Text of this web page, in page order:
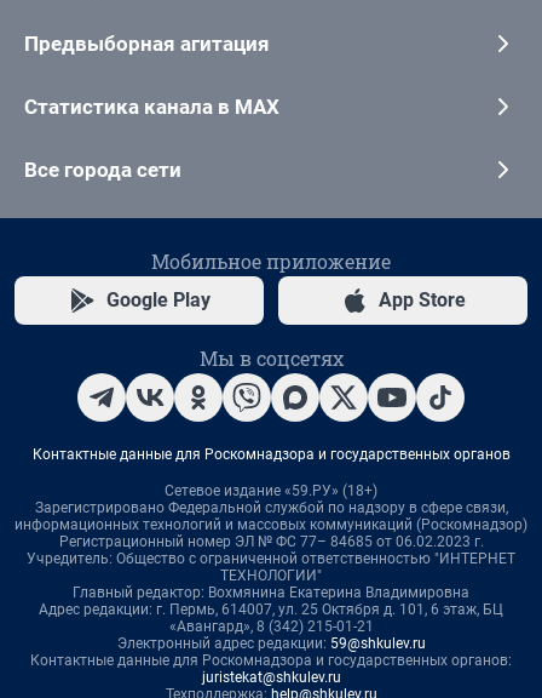
Предвыборная агитация
Статистика канала в MAX
Все города сети
Мобильное приложение
Google Play App Store
Мы в соцсетях
Контактные данные для Роскомнадзора и государственных органов
Сетевое издание «59.РУ» (18+)
Зарегистрировано Федеральной службой по надзору в сфере связи,
информационных технологий и массовых коммуникаций (Роскомнадзор)
Регистрационный номер ЭЛ № ФС 77– 84685 от 06.02.2023 г.
Учредитель: Общество с ограниченной ответственностью "ИНТЕРНЕТ
ТЕХНОЛОГИИ"
Главный редактор: Вохмянина Екатерина Владимировна
Адрес редакции: г. Пермь, 614007, ул. 25 Октября д. 101, 6 этаж, БЦ
«Авангард», 8 (342) 215-01-21
Электронный адрес редакции: 59@shkulev.ru
Контактные данные для Роскомнадзора и государственных органов:
juristekat@shkulev.ru